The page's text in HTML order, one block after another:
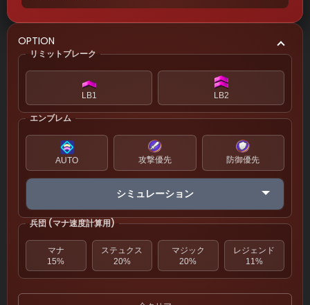
OPTION
リミットブレーク
LB1 LB2
エンブレム
AUTO 攻撃優先 防御優先
シミュレーション
兵団 (マナ速度計算用)
マナ
15%
ステュクス
20%
マジック
20%
レジェンド
11%